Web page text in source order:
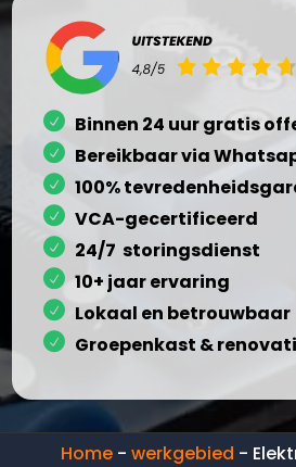
Binnen 24 uur gratis
Bereikbaar via
100%
VCA-gecertificeerd
24/7 storingsdienst
10+ jaar ervaring
Lokaal en betrouwbaar
Groepenkast &
Home- werkgebied -